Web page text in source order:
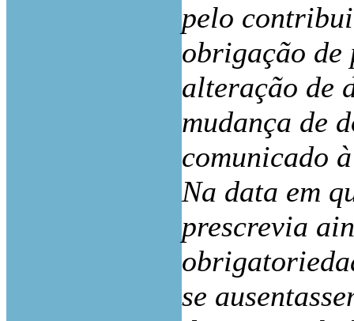
pelo
obrigação
alteração de
mudança de
comunicado
Na data em
prescrevia
se